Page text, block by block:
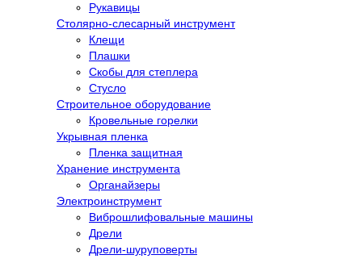
Рукавицы
Столярно-слесарный инструмент
Клещи
Плашки
Скобы для степлера
Стусло
Строительное оборудование
Кровельные горелки
Укрывная пленка
Пленка защитная
Хранение инструмента
Органайзеры
Электроинструмент
Виброшлифовальные машины
Дрели
Дрели-шуруповерты